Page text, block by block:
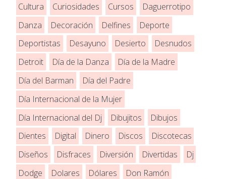
Cultura
Curiosidades Cursos
Daguerrotipo
Danza
Decoración Delfines
Deporte
Deportistas
Desayuno Desierto
Desnudos
Detroit
Día de la Danza
Día de la Madre
Día del Barman
Día del Padre
Día Internacional de la Mujer
Día Internacional del Dj
Dibujitos
Dibujos
Dientes
Digital Dinero Discos
Discotecas
Diseños
Disfraces Diversión Divertidas
Dj
Dodge
Dolares Dólares
Don Ramón